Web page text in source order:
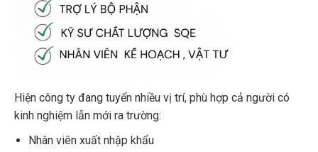
Hiện công ty đang tuyển nhiều vị trí, phù hợp cả người có
kinh nghiệm lẫn mới ra trường:
Nhân viên xuất nhập khẩu